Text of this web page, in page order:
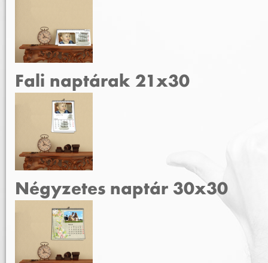
Fali naptárak 21x30
Négyzetes naptár 30x30